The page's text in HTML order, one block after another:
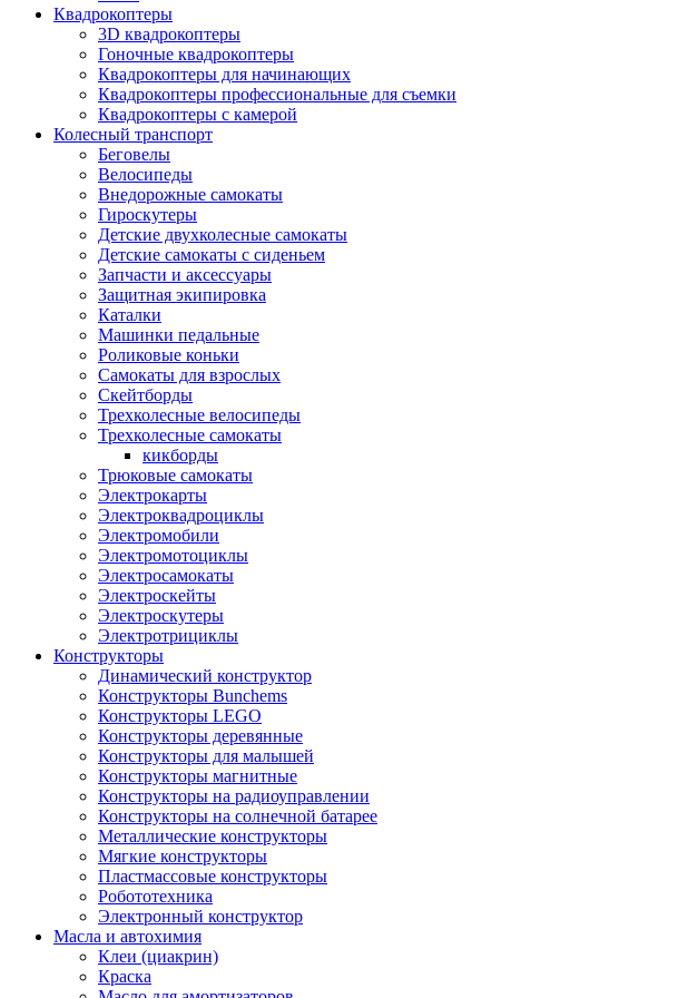
Квадрокоптеры
3D квадрокоптеры
Гоночные квадрокоптеры
Квадрокоптеры для начинающих
Квадрокоптеры профессиональные для съемки
Квадрокоптеры с камерой
Колесный транспорт
Беговелы
Велосипеды
Внедорожные самокаты
Гироскутеры
Детские двухколесные самокаты
Детские самокаты с сиденьем
Запчасти и аксессуары
Защитная экипировка
Каталки
Машинки педальные
Роликовые коньки
Самокаты для взрослых
Скейтборды
Трехколесные велосипеды
Трехколесные самокаты
кикборды
Трюковые самокаты
Электрокарты
Электроквадроциклы
Электромобили
Электромотоциклы
Электросамокаты
Электроскейты
Электроскутеры
Электротрициклы
Конструкторы
Динамический конструктор
Конструкторы Bunchems
Конструкторы LEGO
Конструкторы деревянные
Конструкторы для малышей
Конструкторы магнитные
Конструкторы на радиоуправлении
Конструкторы на солнечной батарее
Металлические конструкторы
Мягкие конструкторы
Пластмассовые конструкторы
Робототехника
Электронный конструктор
Масла и автохимия
Клеи (циакрин)
Краска